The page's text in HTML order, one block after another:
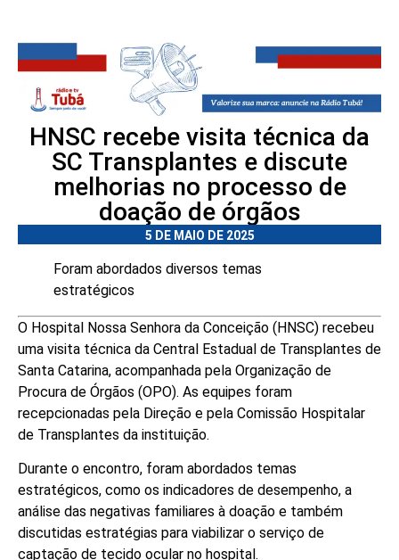
HNSC recebe visita técnica da
SC Transplantes e discute
melhorias no processo de
doação de órgãos
5 DE MAIO DE 2025
Foram abordados diversos temas
estratégicos
O Hospital Nossa Senhora da Conceição (HNSC) recebeu
uma visita técnica da Central Estadual de Transplantes de
Santa Catarina, acompanhada pela Organização de
Procura de Órgãos (OPO). As equipes foram
recepcionadas pela Direção e pela Comissão Hospitalar
de Transplantes da instituição.
Durante o encontro, foram abordados temas
estratégicos, como os indicadores de desempenho, a
análise das negativas familiares à doação e também
discutidas estratégias para viabilizar o serviço de
captação de tecido ocular no hospital.